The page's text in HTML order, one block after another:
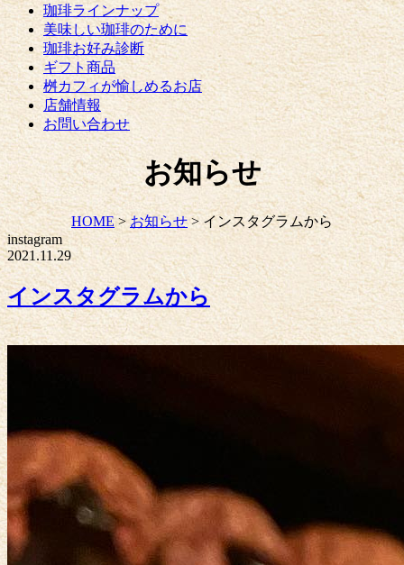
珈琲ラインナップ
美味しい珈琲のために
珈琲お好み診断
ギフト商品
桝カフィが愉しめるお店
店舗情報
お問い合わせ
お知らせ
HOME>お知らせ>インスタグラムから
instagram
2021.11.29
インスタグラムから